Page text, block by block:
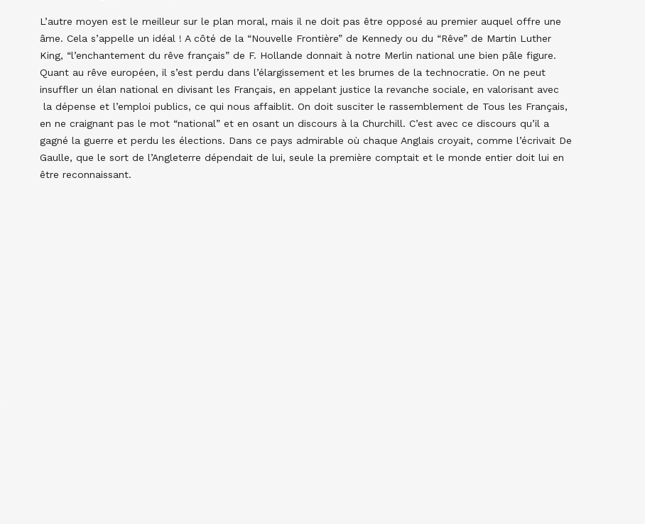
L’autre moyen est le meilleur sur le plan moral, mais il ne doit pas être opposé au premier auquel offre une
âme. Cela s’appelle un idéal ! A côté de la “Nouvelle Frontière” de Kennedy ou du “Rêve” de Martin Luther
King, “l’enchantement du rêve français” de F. Hollande donnait à notre Merlin national une bien pâle figure.
Quant au rêve européen, il s’est perdu dans l’élargissement et les brumes de la technocratie. On ne peut
insuffler un élan national en divisant les Français, en appelant justice la revanche sociale, en valorisant avec
la dépense et l’emploi publics, ce qui nous affaiblit. On doit susciter le rassemblement de Tous les Français,
en ne craignant pas le mot “national” et en osant un discours à la Churchill. C’est avec ce discours qu’il a
gagné la guerre et perdu les élections. Dans ce pays admirable où chaque Anglais croyait, comme l’écrivait De
Gaulle, que le sort de l’Angleterre dépendait de lui, seule la première comptait et le monde entier doit lui en
être reconnaissant.